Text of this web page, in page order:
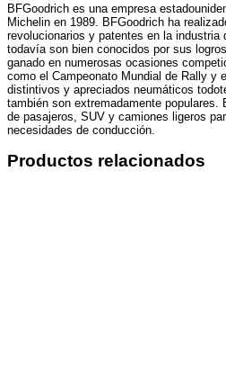
BFGoodrich es una empresa
Michelin en 1989. BFGoodrich ha
revolucionarios y patentes en la industria
todavía son bien conocidos por sus
ganado en numerosas ocasiones
como el Campeonato Mundial de Rally y
distintivos y apreciados neumáticos
también son extremadamente populares.
de pasajeros, SUV y camiones ligeros
necesidades de conducción.
Productos relacionados